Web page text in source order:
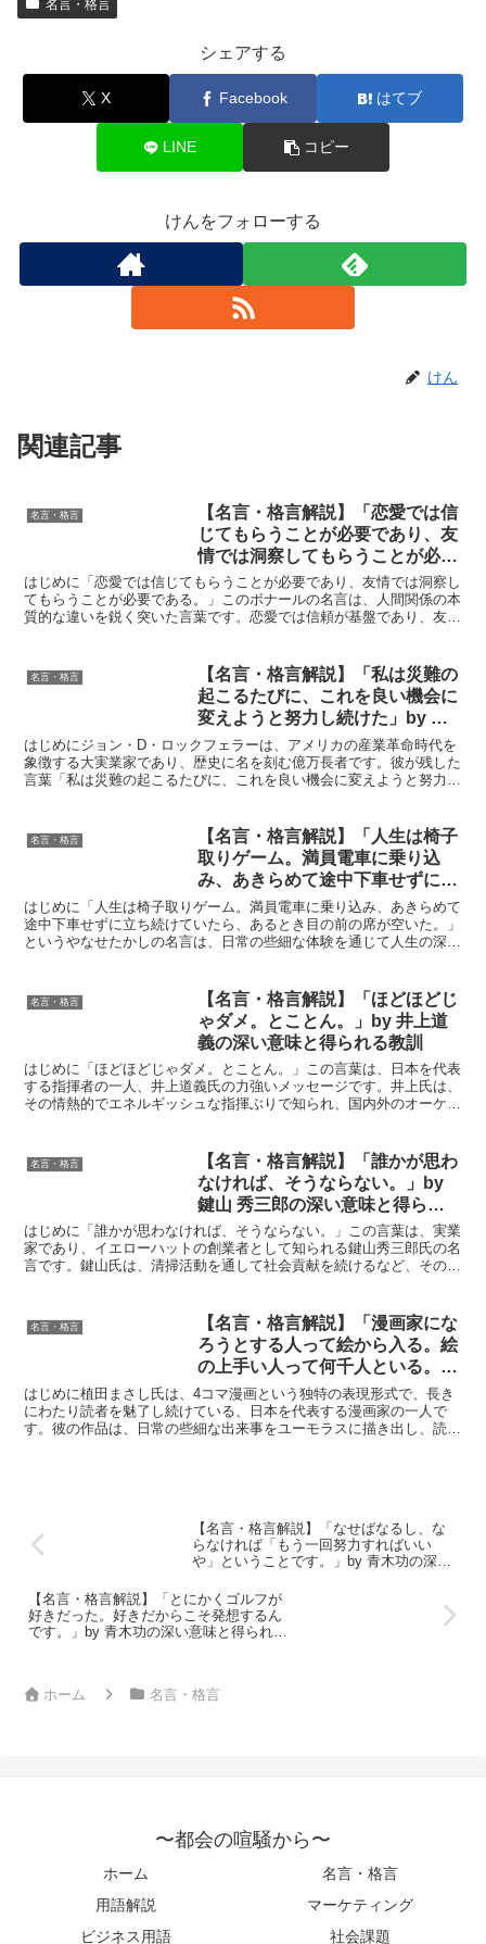
名言・格言
シェアする
X Facebook はてブ
LINE コピー
けんをフォローする
けん
関連記事
名言・格言
【名言・格言解説】「恋愛では信
じてもらうことが必要であり、友
情では洞察してもらうことが必要
である。」by ボナールの深い意
味と得られる教訓
はじめに「恋愛では信じてもらうことが必要であり、友情では洞察し
てもらうことが必要である。」このボナールの名言は、人間関係の本
質的な違いを鋭く突いた言葉です。恋愛では信頼が基盤であり、友情
名言・格言
【名言・格言解説】「私は災難の
起こるたびに、これを良い機会に
変えようと努力し続けた」by ジ
ョン・D・ロックフェラーの深い
意味と得られる教訓
はじめにジョン・D・ロックフェラーは、アメリカの産業革命時代を
象徴する大実業家であり、歴史に名を刻む億万長者です。彼が残した
言葉「私は災難の起こるたびに、これを良い機会に変えようと努力し
名言・格言
【名言・格言解説】「人生は椅子
取りゲーム。満員電車に乗り込
み、あきらめて途中下車せずに立
ち続けていたら、あるとき目の前
の席が空いた。」by やなせたか
しの深い意味と得られる教訓
はじめに「人生は椅子取りゲーム。満員電車に乗り込み、あきらめて
途中下車せずに立ち続けていたら、あるとき目の前の席が空いた。」
というやなせたかしの名言は、日常の些細な体験を通じて人生の深い
名言・格言
【名言・格言解説】「ほどほどじ
ゃダメ。とことん。」by 井上道
義の深い意味と得られる教訓
はじめに「ほどほどじゃダメ。とことん。」この言葉は、日本を代表
する指揮者の一人、井上道義氏の力強いメッセージです。井上氏は、
その情熱的でエネルギッシュな指揮ぶりで知られ、国内外のオーケス
名言・格言
【名言・格言解説】「誰かが思わ
なければ、そうならない。」by
鍵山 秀三郎の深い意味と得られ
る教訓
はじめに「誰かが思わなければ、そうならない。」この言葉は、実業
家であり、イエローハットの創業者として知られる鍵山秀三郎氏の名
言です。鍵山氏は、清掃活動を通して社会貢献を続けるなど、その経
名言・格言
【名言・格言解説】「漫画家にな
ろうとする人って絵から入る。絵
の上手い人って何千人といる。ア
イデアの方が先行すべきだな。」
by 植田まさしの深い意味と得ら
れる教訓
はじめに植田まさし氏は、4コマ漫画という独特の表現形式で、長き
にわたり読者を魅了し続けている、日本を代表する漫画家の一人で
す。彼の作品は、日常の些細な出来事をユーモラスに描き出し、読者
【名言・格言解説】「なせばなるし、な
らなければ「もう一回努力すればいい
や」ということです。」by 青木功の深い
【名言・格言解説】「とにかくゴルフが
好きだった。好きだからこそ発想するん
です。」by 青木功の深い意味と得られる
ホーム 名言・格言
〜都会の喧騒から〜
ホーム
名言・格言
用語解説
マーケティング
ビジネス用語
社会課題